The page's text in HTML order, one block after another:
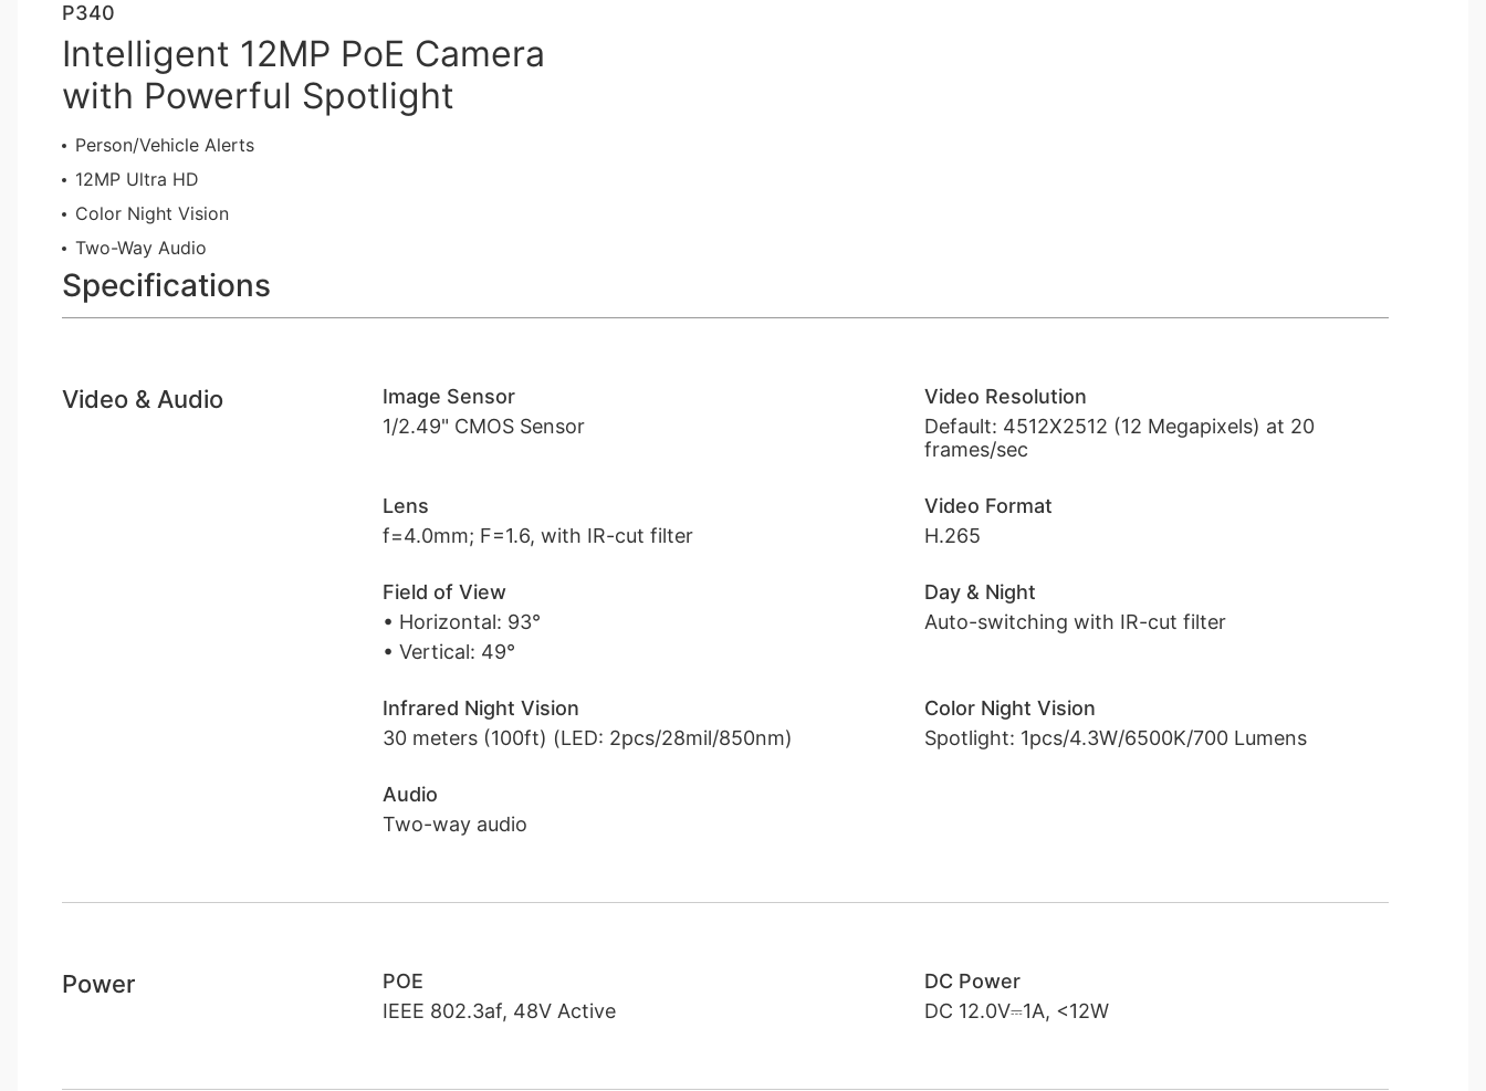
P340
Intelligent 12MP PoE Camera
with Powerful Spotlight
Person/Vehicle Alerts
12MP Ultra HD
Color Night Vision
Two-Way Audio
Specifications
Video & Audio
Image Sensor
1/2.49" CMOS Sensor
Video Resolution
Default: 4512X2512 (12 Megapixels) at 20
frames/sec
Lens
f=4.0mm; F=1.6, with IR-cut filter
Video Format
H.265
Field of View
• Horizontal: 93°
• Vertical: 49°
Day & Night
Auto-switching with IR-cut filter
Infrared Night Vision
30 meters (100ft) (LED: 2pcs/28mil/850nm)
Color Night Vision
Spotlight: 1pcs/4.3W/6500K/700 Lumens
Audio
Two-way audio
Power
POE
IEEE 802.3af, 48V Active
DC Power
DC 12.0V⎓1A, <12W